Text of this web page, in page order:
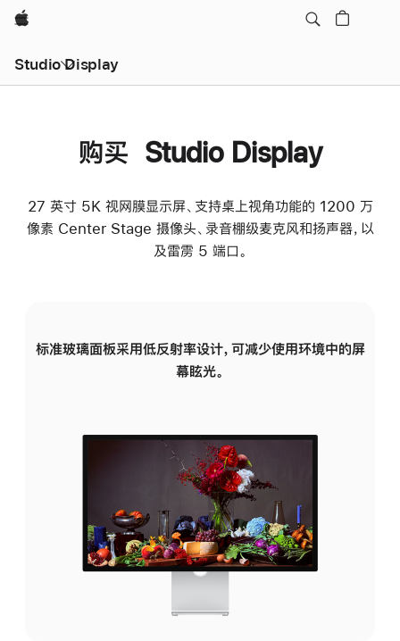
Apple
Studio Display
购买 Studio Display
27 英寸 5K 视网膜显示屏、支持桌上视角功能的 1200 万
像素 Center Stage 摄像头、录音棚级麦克风和扬声器，以
及雷雳 5 端口。
标准玻璃面板采用低反射率设计，可减少使用环境中的屏
幕眩光。